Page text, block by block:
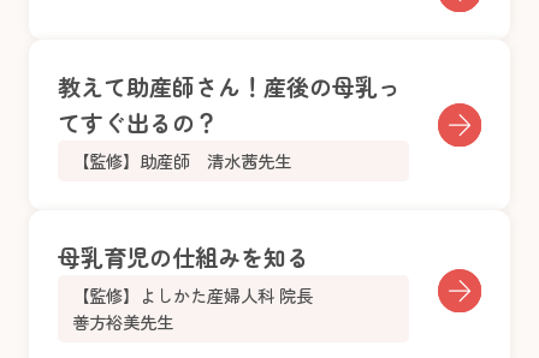
教えて助産師さん！産後の母乳っ
てすぐ出るの？
【監修】助産師 清水茜先生
母乳育児の仕組みを知る
【監修】よしかた産婦人科 院長
善方裕美先生